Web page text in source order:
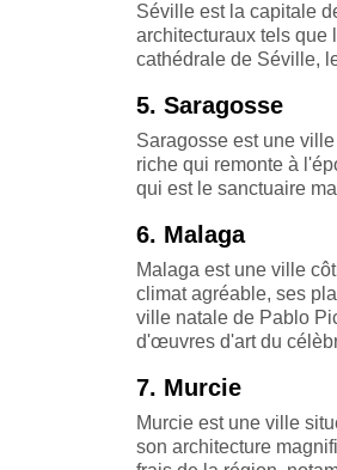
Séville est la capitale
architecturaux tels que
cathédrale de Séville,
5. Saragosse
Saragosse est une
riche qui remonte à
qui est le sanctuaire
6. Malaga
Malaga est une ville
climat agréable, ses
ville natale de Pablo
d'œuvres d'art du
7. Murcie
Murcie est une ville
son architecture